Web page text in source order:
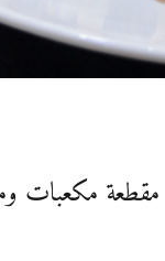
مكعبات